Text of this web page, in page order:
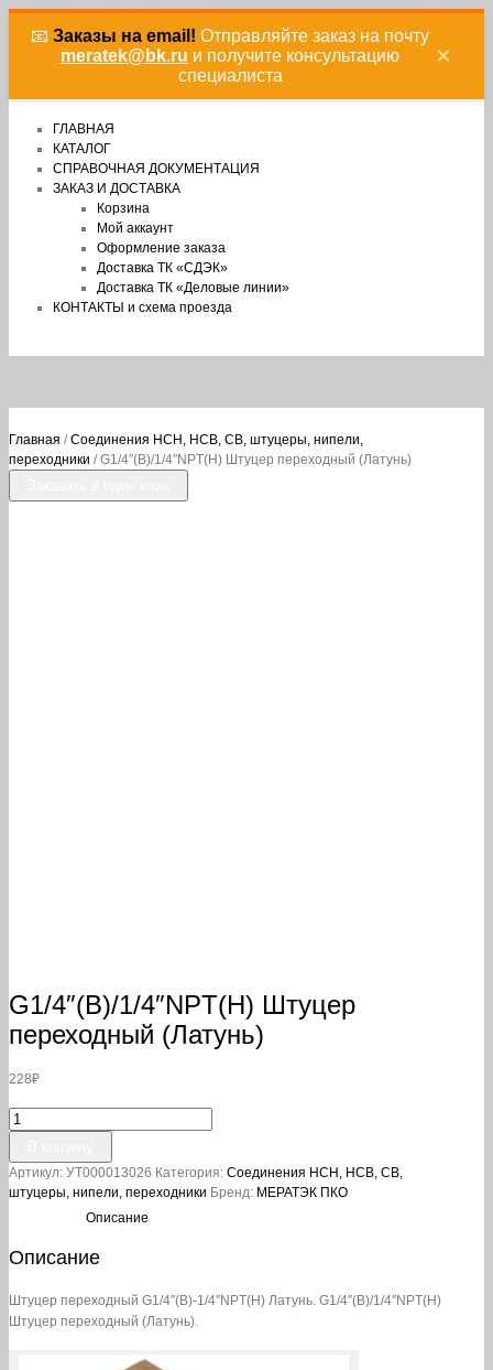
📧 Заказы на email! Отправляйте заказ на почту
meratek@bk.ru и получите консультацию
специалиста
×
ГЛАВНАЯ
КАТАЛОГ
СПРАВОЧНАЯ ДОКУМЕНТАЦИЯ
ЗАКАЗ И ДОСТАВКА
Корзина
Мой аккаунт
Оформление заказа
Доставка ТК «СДЭК»
Доставка ТК «Деловые линии»
КОНТАКТЫ и схема проезда
Главная /Соединения НСН, НСВ, СВ, штуцеры, нипели,
переходники / G1/4″(В)/1/4″NPT(Н) Штуцер переходный (Латунь)
G1/4″(В)/1/4″NPT(Н) Штуцер
переходный (Латунь)
228₽
Количество
товара
G1/4"
(В)/1/4"NPT(Н)
Штуцер
Артикул: УТ000013026 Категория: Соединения НСН, НСВ, СВ,
штуцеры, нипели, переходники Бренд: МЕРАТЭК ПКО
Описание
Описание
Штуцер переходный G1/4″(В)-1/4″NPT(Н) Латунь. G1/4″(В)/1/4″NPT(Н)
Штуцер переходный (Латунь).